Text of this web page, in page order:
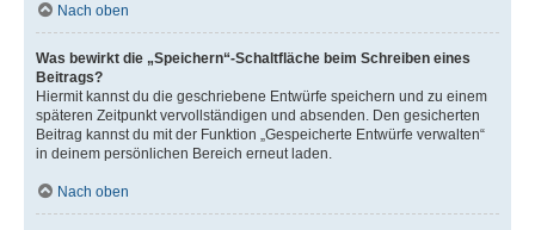
Nach oben
Was bewirkt die „Speichern“-Schaltfläche beim Schreiben eines
Beitrags?
Hiermit kannst du die geschriebene Entwürfe speichern und zu einem
späteren Zeitpunkt vervollständigen und absenden. Den gesicherten
Beitrag kannst du mit der Funktion „Gespeicherte Entwürfe verwalten“
in deinem persönlichen Bereich erneut laden.
Nach oben